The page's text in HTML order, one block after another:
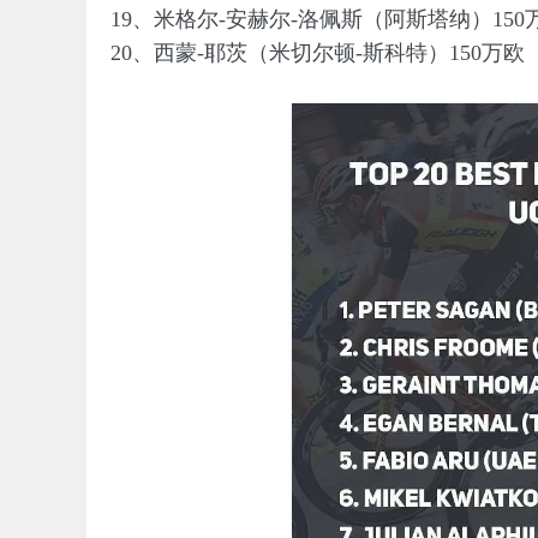
19、米格尔-安赫尔-洛佩斯（阿斯塔纳）150
20、西蒙-耶茨（米切尔顿-斯科特）150万欧